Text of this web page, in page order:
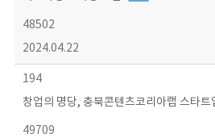
48502
2024.04.22
194
창업의 명당, 충북콘텐츠코리아랩 스타트
49709